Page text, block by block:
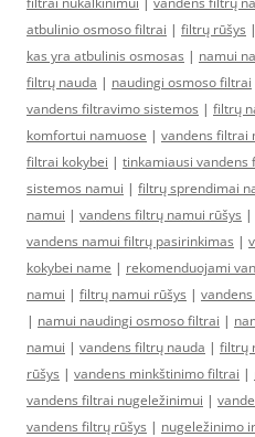
atbulinio osmoso filtrai | filtrų rūšys |
kas yra atbulinis osmosas | namui
filtrų nauda | naudingi osmoso filtrai
vandens filtravimo sistemos | filtrų
komfortui namuose | vandens filtrai
filtrai kokybei | tinkamiausi vandens
sistemos namui | filtrų sprendimai
namui | vandens filtrų namui rūšys |
vandens namui filtrų pasirinkimas |
kokybei name | rekomenduojami
namui | filtrų namui rūšys |
| namui naudingi osmoso filtrai |
namui | vandens filtrų nauda | filtrų
rūšys | vandens minkštinimo filtrai |
vandens filtrai nugeležinimui |
vandens filtrų rūšys | nugeležinimo